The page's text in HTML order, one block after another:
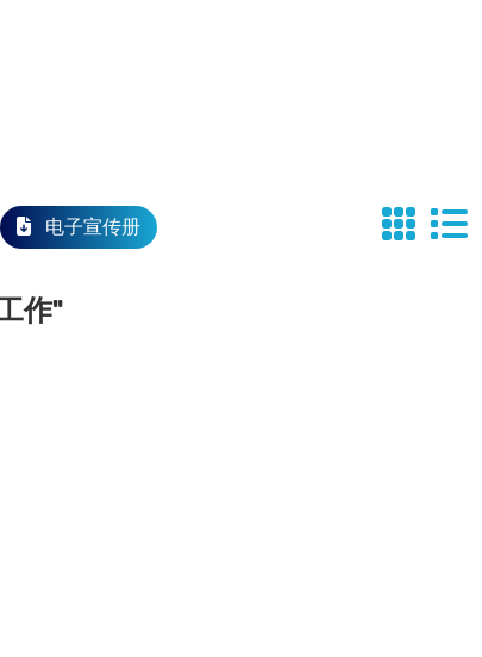
电子宣传册
作"